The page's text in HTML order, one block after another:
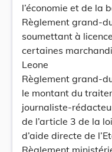
l’économie et de la
Règlement grand-
soumettant à
certaines
Leone
Règlement grand-
le montant du
journaliste-
de l’article 3 de la
d’aide directe de
Règlement